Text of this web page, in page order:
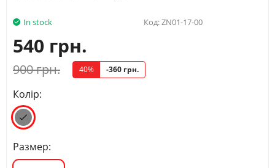
In stock Код:ZN01-17-00
540 грн.
900 грн. 40% -360 грн.
Колір:
Размер: